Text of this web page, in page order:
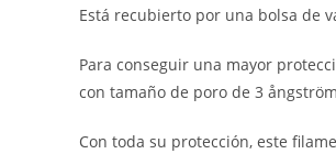
Está recubierto por una bolsa de
Para conseguir una mayor
con tamaño de poro de 3
Con toda su protección, este